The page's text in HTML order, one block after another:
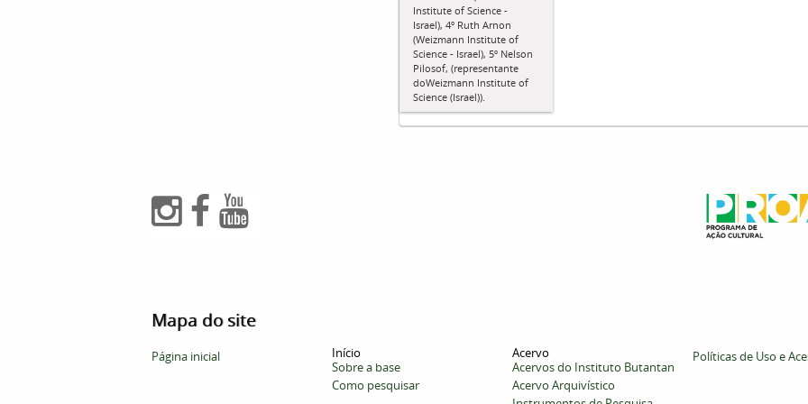
Institute of Science -
Israel), 4º Ruth Arnon
(Weizmann Institute of
Science - Israel), 5º Nelson
Pilosof, (representante
doWeizmann Institute of
Science (Israel)).
Mapa do site
Página inicial
Início
Sobre a base
Como pesquisar
Acervo
Acervos do Instituto Butantan
Acervo Arquivístico
Políticas de Uso e